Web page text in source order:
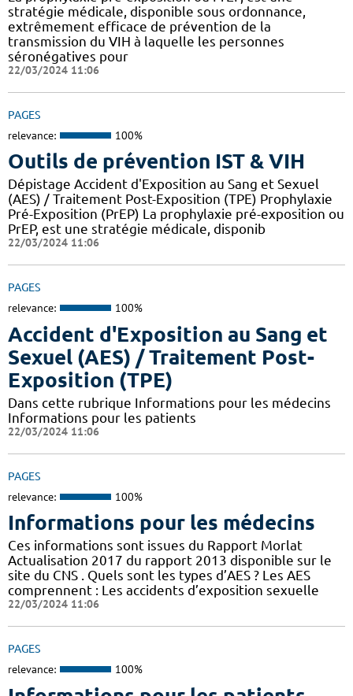
stratégie médicale, disponible sous ordonnance,
extrêmement efficace de prévention de la
transmission du VIH à laquelle les personnes
séronégatives pour
22/03/2024 11:06
PAGES
relevance: 100%
Outils de prévention IST & VIH
Dépistage Accident d'Exposition au Sang et Sexuel
(AES) / Traitement Post-Exposition (TPE) Prophylaxie
Pré-Exposition (PrEP) La prophylaxie pré-exposition ou
PrEP, est une stratégie médicale, disponib
22/03/2024 11:06
PAGES
relevance: 100%
Accident d'Exposition au Sang et
Sexuel (AES) / Traitement Post-
Exposition (TPE)
Dans cette rubrique Informations pour les médecins
Informations pour les patients
22/03/2024 11:06
PAGES
relevance: 100%
Informations pour les médecins
Ces informations sont issues du Rapport Morlat
Actualisation 2017 du rapport 2013 disponible sur le
site du CNS . Quels sont les types d’AES ? Les AES
comprennent : Les accidents d’exposition sexuelle
22/03/2024 11:06
PAGES
relevance: 100%